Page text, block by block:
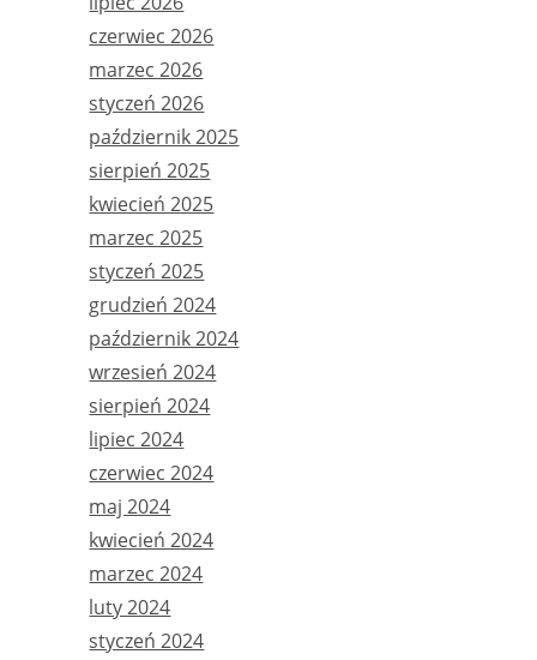
czerwiec 2026
marzec 2026
styczeń 2026
październik 2025
sierpień 2025
kwiecień 2025
marzec 2025
styczeń 2025
grudzień 2024
październik 2024
wrzesień 2024
sierpień 2024
lipiec 2024
czerwiec 2024
maj 2024
kwiecień 2024
marzec 2024
luty 2024
styczeń 2024